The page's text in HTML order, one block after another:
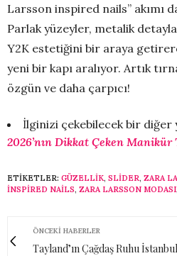
Larsson inspired nails” akımı
Parlak yüzeyler, metalik
Y2K estetiğini bir araya
yeni bir kapı aralıyor. Artık
özgün ve daha çarpıcı!
İlginizi çekebilecek bir diğer
2026’nın Dikkat Çeken
ETIKETLER: GÜZELLIK, SLİDER, ZARA
INSPIRED NAILS, ZARA LARSSON MODASI,
ÖNCEKI HABERLER
Tayland’ın Çağdaş Ruhu